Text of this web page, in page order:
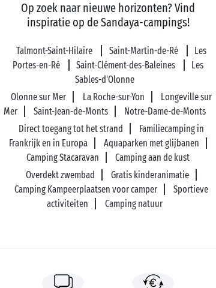
Op zoek naar nieuwe horizonten? Vind
inspiratie op de Sandaya-campings!
Talmont-Saint-Hilaire Saint-Martin-de-Ré
Les
Portes-en-Ré
Saint-Clément-des-Baleines
Les
Sables-d'Olonne
Olonne sur Mer
La Roche-sur-Yon
Longeville sur
Mer
Saint-Jean-de-Monts
Notre-Dame-de-Monts
Direct toegang tot het strand
Familiecamping in
Frankrijk en in Europa
Aquaparken met glijbanen
Camping Stacaravan
Camping aan de kust
Overdekt zwembad
Gratis kinderanimatie
Camping Kampeerplaatsen voor camper
Sportieve
activiteiten
Camping natuur